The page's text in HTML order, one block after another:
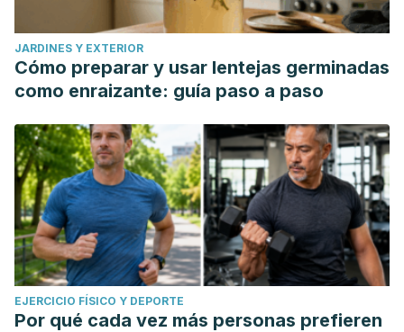
JARDINES Y EXTERIOR
Cómo preparar y usar lentejas germinadas
como enraizante: guía paso a paso
EJERCICIO FÍSICO Y DEPORTE
Por qué cada vez más personas prefieren